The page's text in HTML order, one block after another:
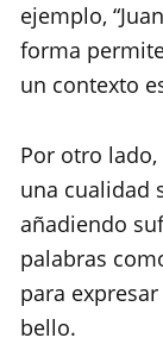
ejemplo,
forma
un contexto
Por otro
una cualidad
añadiendo
palabras
para
bello.